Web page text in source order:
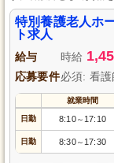
提供します。看護や介
します。マイカー通勤
便利です。
特別養護老人ホ
ト求人
給与 時給
応募要件必須: 看護
就業時間
日勤 8:10～ 17:10
日勤 8:30～ 17:30